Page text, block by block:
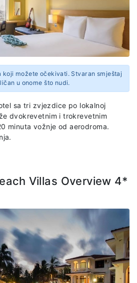
koji možete očekivati. Stvaran smještaj
u onome što nudi.
sa tri zvjezdice po lokalnoj
dvokrevetnim i trokrevetnim
minuta vožnje od aerodroma.
Villas Overview 4*